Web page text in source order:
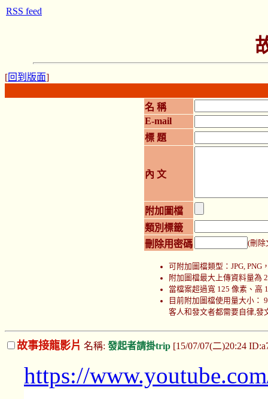
[回到版面]
名 稱
E-mail
標 題
內 文
附加圖檔
類別標籤
刪除用密碼
(刪除
可附加圖檔類型：JPG, PNG
附加圖檔最大上傳資料量為
當檔案超過寬 125 像素、高
目前附加圖檔使用量大小：
客人和發文者都需要自律,發
故事接龍影片 名稱: 發起者請掛trip [15/07/07(二)20:24
https://
RSS feed